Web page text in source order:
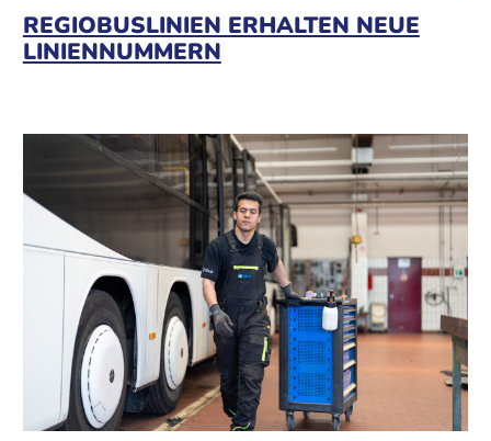
REGIOBUSLINIEN ERHALTEN NEUE
LINIENNUMMERN